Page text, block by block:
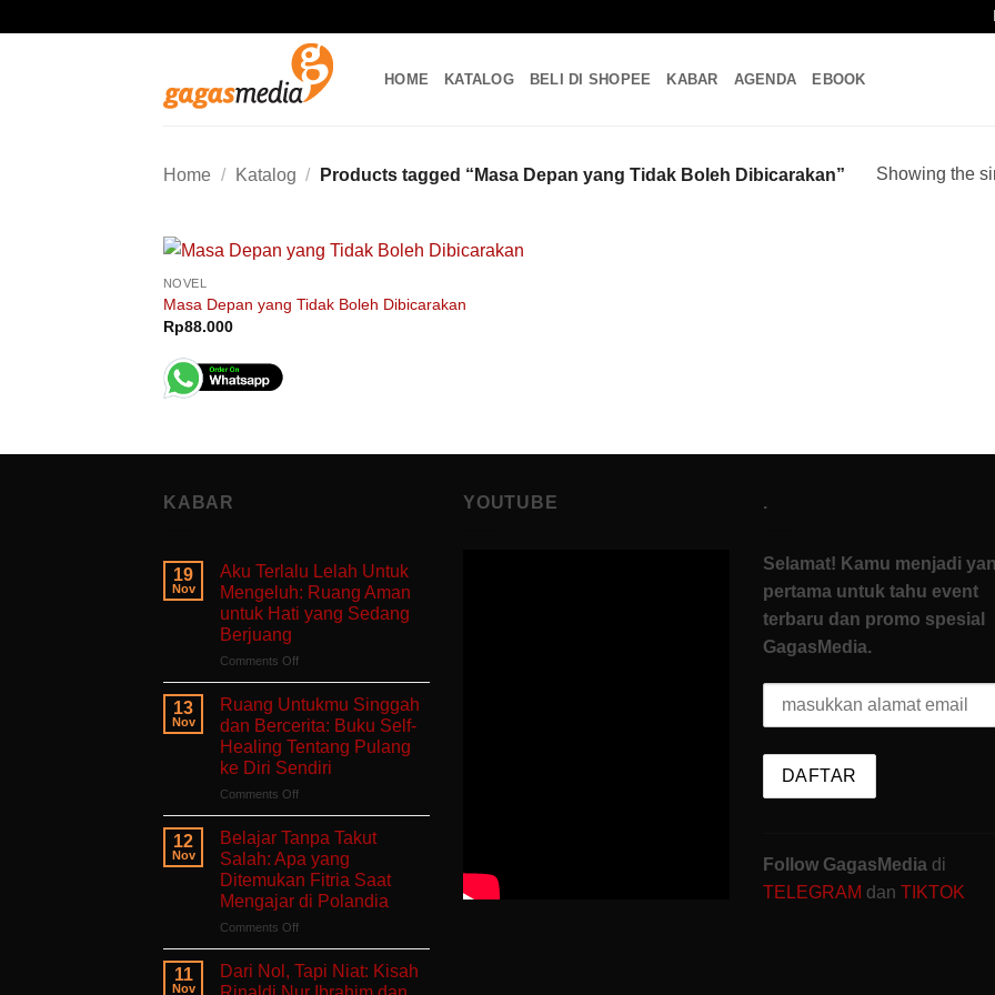
HOME KATALOG BELI DI SHOPEE KABAR AGENDA EBOOK
Home / Katalog / Products tagged “Masa Depan yang Tidak Boleh Dibicarakan” Showing the
NOVEL
Masa Depan yang Tidak Boleh Dibicarakan
Rp88.000
KABAR
19
Nov
Aku Terlalu Lelah Untuk
Mengeluh: Ruang Aman
untuk Hati yang Sedang
Berjuang
Comments Offon
Terlalu
Lelah
Untuk
Mengeluh:
Ruang
Aman
yang
Sedang
Berjuang
13
Nov
Ruang Untukmu Singgah
dan Bercerita: Buku Self-
Healing Tentang Pulang
ke Diri Sendiri
Comments Offon
Untukmu
Singgah
dan
Bercerita:
Buku
Self-
Tentang
Pulang
12
Nov
Belajar Tanpa Takut
Salah: Apa yang
Ditemukan Fitria Saat
Mengajar di Polandia
Comments Offon
Tanpa
Takut
11
Nov
Dari Nol, Tapi Niat: Kisah
YOUTUBE .
Selamat! Kamu menjadi
pertama untuk tahu event
terbaru dan promo spesial
GagasMedia.
Follow GagasMedia di
TELEGRAM dan TIKTOK